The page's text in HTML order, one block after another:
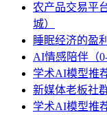
农产品交易平
城）
睡眠经济的盈
AI情感陪伴（
学术AI模型推
新媒体老板社
学术AI模型推